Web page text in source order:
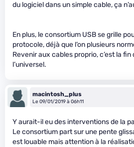
du logiciel dans un simple cable, ça
En plus, le consortium USB se grille
protocole, déjà que l’on plusieurs
Revenir aux cables proprio, c’est la fin
l’universel.
macintosh_plus
Le 09/01/2019 à 06h11
Y aurait-il eu des interventions de la
Le consortium part sur une pente
est louable mais attention à la